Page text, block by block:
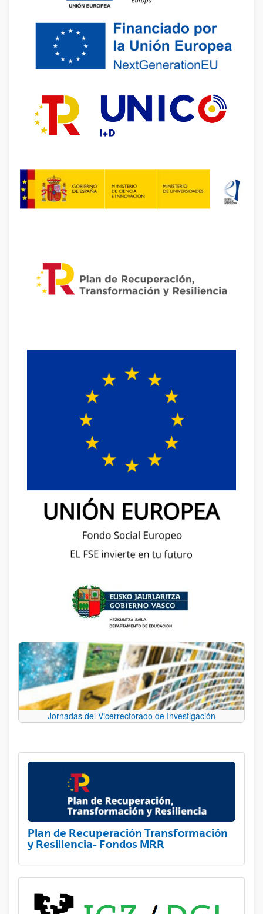
Jornadas del Vicerrectorado de Investigación
Plan de Recuperación Transformación
y Resiliencia- Fondos MRR